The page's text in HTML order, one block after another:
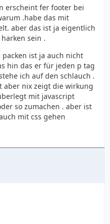
erscheint fer footer bei
.habe das mit
aber das ist ja eigentlich
sein .
ist ja auch nicht
hin das er für jeden p tag
ich auf den schlauch .
aber nix zeigt die wirkung
mit javascript
so zumachen . aber ist
mit css gehen